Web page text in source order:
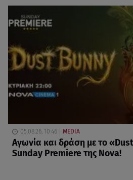
05.08.26, 10:46 MEDIA
Αγωνία και δράση με το
Sunday Premiere της Nova!